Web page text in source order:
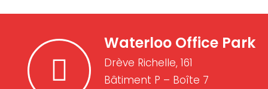
Waterloo Office Park
Drève Richelle, 161
Bâtiment P – Boîte 7